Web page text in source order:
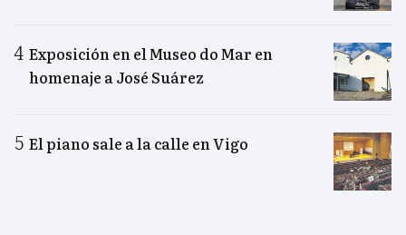
Exposición en el Museo do Mar en
homenaje a José Suárez
El piano sale a la calle en Vigo